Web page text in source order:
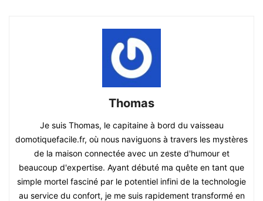
Thomas
Je suis Thomas, le capitaine à bord du vaisseau
domotiquefacile.fr, où nous naviguons à travers les mystères
de la maison connectée avec un zeste d'humour et
beaucoup d'expertise. Ayant débuté ma quête en tant que
simple mortel fasciné par le potentiel infini de la technologie
au service du confort, je me suis rapidement transformé en